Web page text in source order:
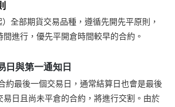
全部期貨交易品種，遵循先開先平原則，
進行，優先平開倉時間較早的合約。
日與第一通知日
約最後一個交易日，通常結算日也會是最後
易日且尚未平倉的合約，將進行交割。由於